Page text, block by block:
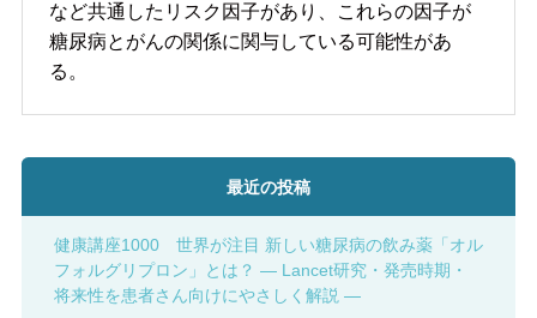
など共通したリスク因子があり、これらの因子が
糖尿病とがんの関係に関与している可能性があ
る。
最近の投稿
健康講座1000 世界が注目 新しい糖尿病の飲み薬「オル
フォルグリプロン」とは？ ― Lancet研究・発売時期・
将来性を患者さん向けにやさしく解説 ―